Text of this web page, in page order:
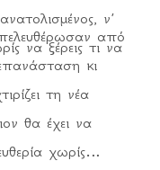
ν’
να ξέρεις τι να
από
κι
τη νέα
θα έχει να
χωρίς